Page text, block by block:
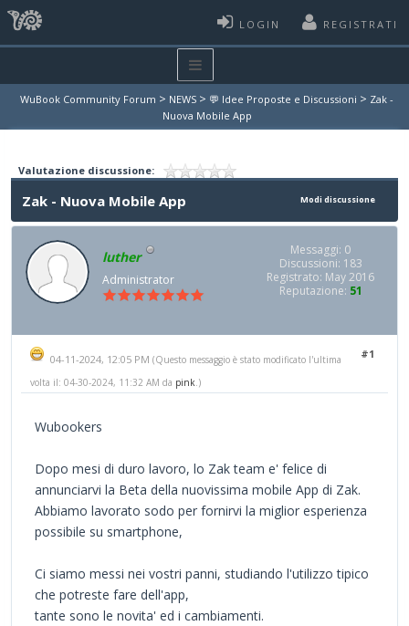
LOGIN REGISTRATI
WuBook Community Forum > NEWS > 💬 Idee Proposte e Discussioni > Zak -
Nuova Mobile App
Valutazione discussione:
Modi discussione
Zak - Nuova Mobile App
luther
Administrator
Messaggi: 0
Discussioni: 183
Registrato: May 2016
Reputazione: 51
#1
04-11-2024, 12:05 PM (Questo messaggio è stato modificato l'ultima
volta il: 04-30-2024, 11:32 AM da pink .)
Wubookers
Dopo mesi di duro lavoro, lo Zak team e' felice di
annunciarvi la Beta della nuovissima mobile App di Zak.
Abbiamo lavorato sodo per fornirvi la miglior esperienza
possibile su smartphone,
Ci siamo messi nei vostri panni, studiando l'utilizzo tipico
che potreste fare dell'app,
tante sono le novita' ed i cambiamenti.